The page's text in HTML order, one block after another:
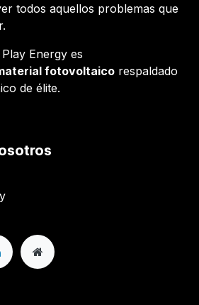
todos aquellos problemas que
Energy es
fotovoltaico respaldado
de élite.